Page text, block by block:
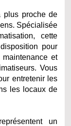
plus proche de
Spécialisée
cette
pour
maintenance et
Vous
entretenir les
les locaux de
un